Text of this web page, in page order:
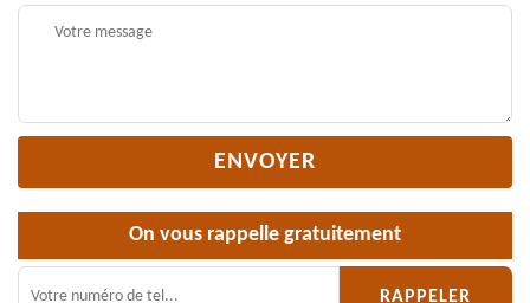
On vous rappelle gratuitement